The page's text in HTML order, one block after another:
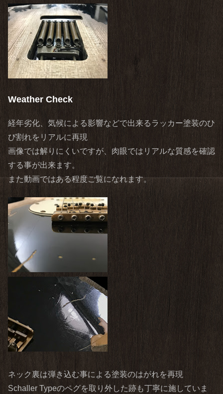
Weather Check
経年劣化、気候による影響などで出来るラッカー塗装のひ
び割れをリアルに再現
画像では解りにくいですが、肉眼ではリアルな質感を確認
する事が出来ます。
また動画ではある程度ご覧になれます。
ネック裏は弾き込む事による塗装のはがれを再現
Schaller Typeのペグを取り外した跡も丁寧に施していま